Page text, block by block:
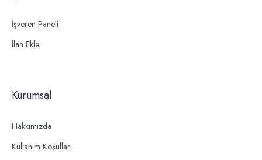
İşveren Paneli
İlan Ekle
Kurumsal
Hakkımızda
Kullanım Koşulları